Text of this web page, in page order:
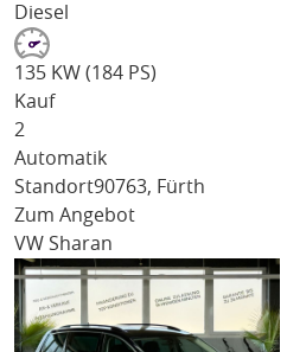
Diesel
135 KW (184 PS)
Kauf
2
Automatik
Standort90763, Fürth
Zum Angebot
VW Sharan